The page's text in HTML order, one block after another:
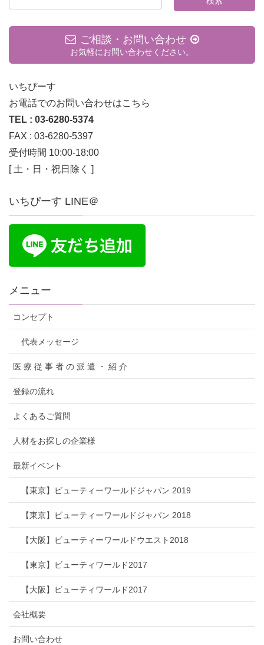
ご相談・お問い合わせ
お気軽にお問い合わせください。
いちぴーす
お電話でのお問い合わせはこちら
TEL : 03-6280-5374
FAX : 03-6280-5397
受付時間 10:00-18:00
[ 土・日・祝日除く ]
いちぴーす LINE＠
メニュー
コンセプト
代表メッセージ
医 療 従 事 者 の 派 遣 ・ 紹 介
登録の流れ
よくあるご質問
人材をお探しの企業様
最新イベント
【東京】ビューティーワールドジャパン 2019
【東京】ビューティーワールドジャパン 2018
【大阪】ビューティーワールドウエスト2018
【東京】ビューティワールド2017
【大阪】ビューティワールド2017
会社概要
お問い合わせ